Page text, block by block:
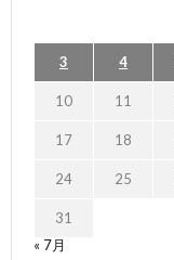
3 4
10 11
17 18
24 25
31
« 7月